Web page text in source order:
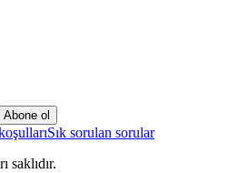
Abone ol
Sık sorulan sorular
saklıdır.